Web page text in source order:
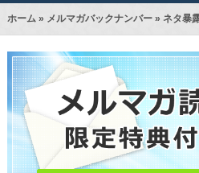
ホーム» メルマガバックナンバー» ネタ暴